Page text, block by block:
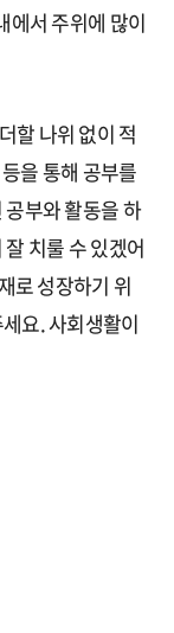
에서 주위에 많이
할 나위 없이 적
을 통해 공부를
부와 활동을 하
치룰 수 있겠어
로 성장하기 위
요. 사회생활이